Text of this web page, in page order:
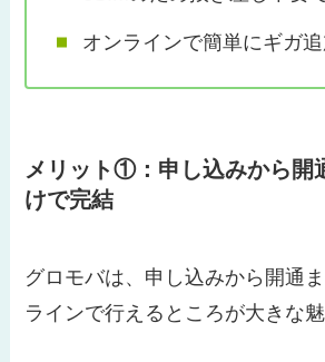
オンラインで簡単にギガ
メリット①：申し込みから開
けで完結
グロモバは、申し込みから開通
ラインで行えるところが大きな魅